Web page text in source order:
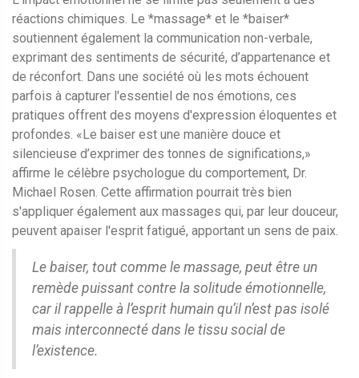
réactions chimiques. Le *massage* et le *baiser*
soutiennent également la communication non-verbale,
exprimant des sentiments de sécurité, d’appartenance et
de réconfort. Dans une société où les mots échouent
parfois à capturer l'essentiel de nos émotions, ces
pratiques offrent des moyens d'expression éloquentes et
profondes. «Le baiser est une manière douce et
silencieuse d’exprimer des tonnes de significations,»
affirme le célèbre psychologue du comportement, Dr.
Michael Rosen. Cette affirmation pourrait très bien
s'appliquer également aux massages qui, par leur douceur,
peuvent apaiser l'esprit fatigué, apportant un sens de paix.
Le baiser, tout comme le massage, peut être un
remède puissant contre la solitude émotionnelle,
car il rappelle à l’esprit humain qu’il n’est pas isolé
mais interconnecté dans le tissu social de
l’existence.